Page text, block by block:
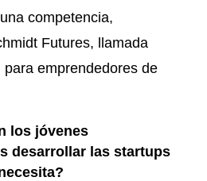
competencia,
Futures, llamada
emprendedores de
los jóvenes
desarrollar las startups